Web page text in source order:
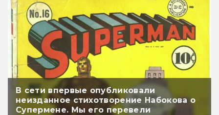
В сети впервые опубликовали
неизданное стихотворение Набокова о
Супермене. Мы его перевели